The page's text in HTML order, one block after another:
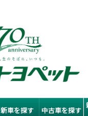
新車を探す 中古車を探す